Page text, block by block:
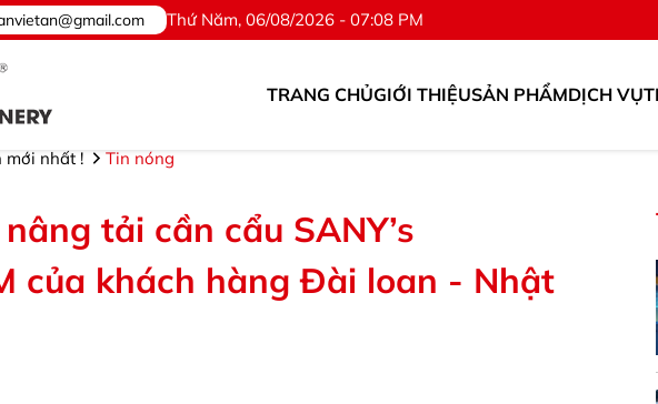
Bảo hành Thiết bị và Phụ tùng. ©Hotline: 0976.567.318
Thứ Năm, 06/08/2026 - 07:08 PM
TRANG CHỦGIỚI THIỆUSẢN PHẨMDỊCH VỤ
mới nhất ! Tin nóng
tải cần cẩu SANY’s
của khách hàng Đài loan - Nhật